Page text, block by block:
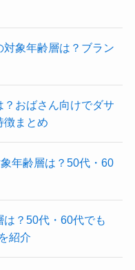
対象年齢層は？ブラン
おばさん向けでダサ
徴まとめ
年齢層は？50代・60
は？50代・60代でも
紹介